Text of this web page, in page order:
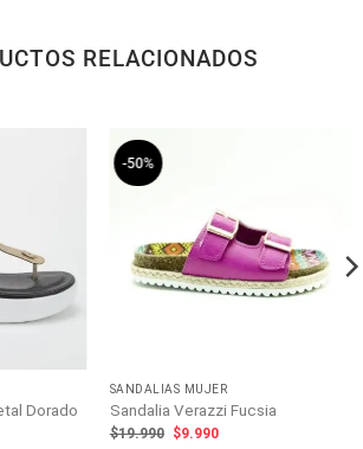
RELACIONADOS
Dorado
-50%
SANDALIAS MUJER
Sandalia Verazzi Fucsia
$19.990 El
$9.990El